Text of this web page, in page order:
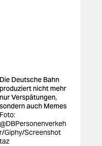
Die Deutsche Bahn
produziert nicht mehr
nur Verspätungen,
sondern auch Memes
Foto:
@DBPersonenverkeh
r/Giphy/Screenshot
taz